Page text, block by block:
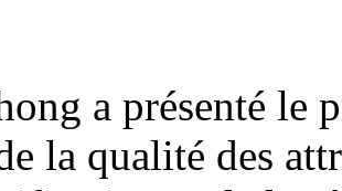
a présenté le
la qualité des